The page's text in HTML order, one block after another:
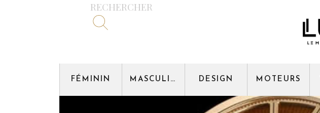
RECHERCHER
FÉMININ MASCULIN DESIGN MOTEURS